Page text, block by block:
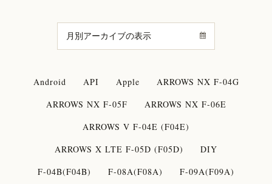
Android API Apple
ARROWS NX F-04G
ARROWS NX F-05F
ARROWS NX F-06E
ARROWS V F-04E (F04E)
ARROWS X LTE F-05D (F05D)
DIY
F-04B(F04B)
F-08A(F08A)
F-09A(F09A)